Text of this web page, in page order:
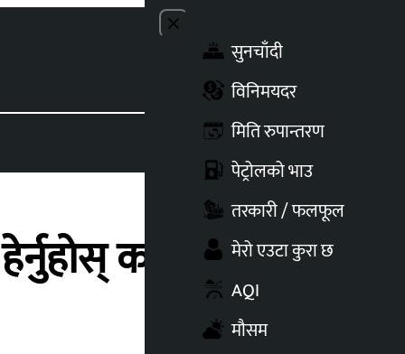
Close menu
सुनचाँदी
विनिमयदर
मिति रुपान्तरण
पेट्रोलको भाउ
तरकारी / फलफूल
मेरो एउटा कुरा छ
AQI
मौसम
कतिको भयो